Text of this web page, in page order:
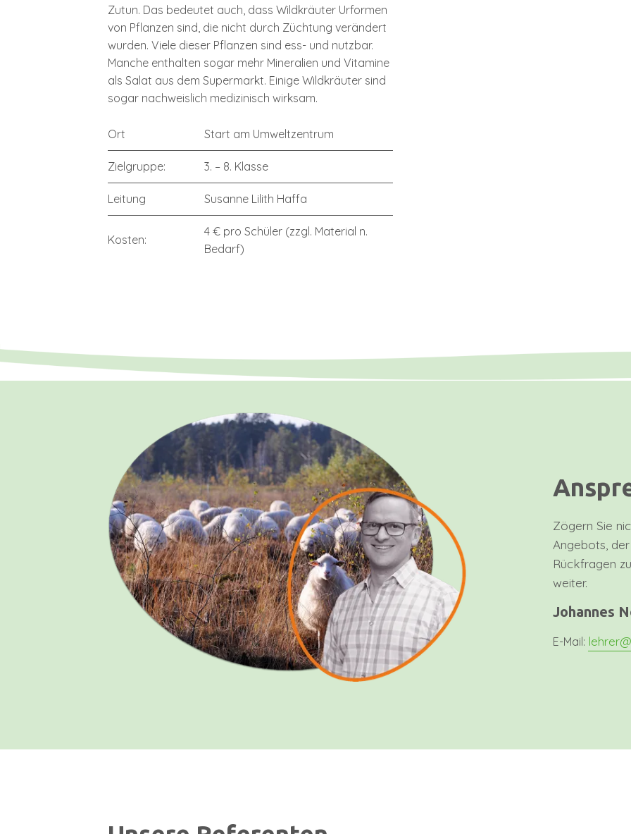
Zutun. Das bedeutet auch, dass Wildkräuter Urformen
von Pflanzen sind, die nicht durch Züchtung verändert
wurden. Viele dieser Pflanzen sind ess- und nutzbar.
Manche enthalten sogar mehr Mineralien und Vitamine
als Salat aus dem Supermarkt. Einige Wildkräuter sind
sogar nachweislich medizinisch wirksam.
Ort Start am Umweltzentrum
Zielgruppe: 3. – 8. Klasse
Leitung Susanne Lilith Haffa
Kosten:
4 € pro Schüler (zzgl. Material n.
Bedarf)
Zögern Sie
Angebots,
Rückfragen
weiter.
Johannes
E-Mail: